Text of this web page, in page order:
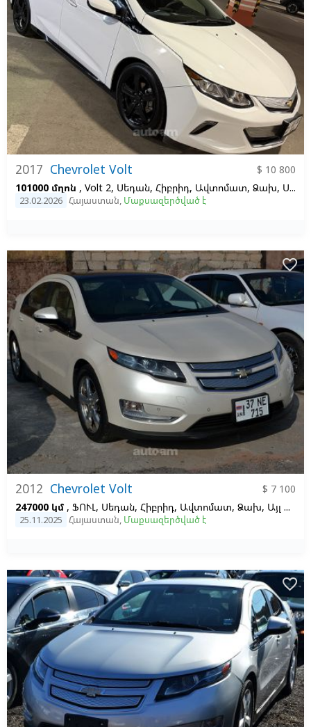
2017 Chevrolet Volt
$ 10 800
101000 մղոն , Volt 2, Սեդան, Հիբրիդ, Ավտոմատ, Ձախ, Սպիտակ
23.02.2026 Հայաստան, Մաքսազերծված է
2012 Chevrolet Volt
$ 7 100
247000 կմ , ՖՈՒԼ, Սեդան, Հիբրիդ, Ավտոմատ, Ձախ, Այլ գույն
25.11.2025 Հայաստան, Մաքսազերծված է
favorite_border
favorite_border